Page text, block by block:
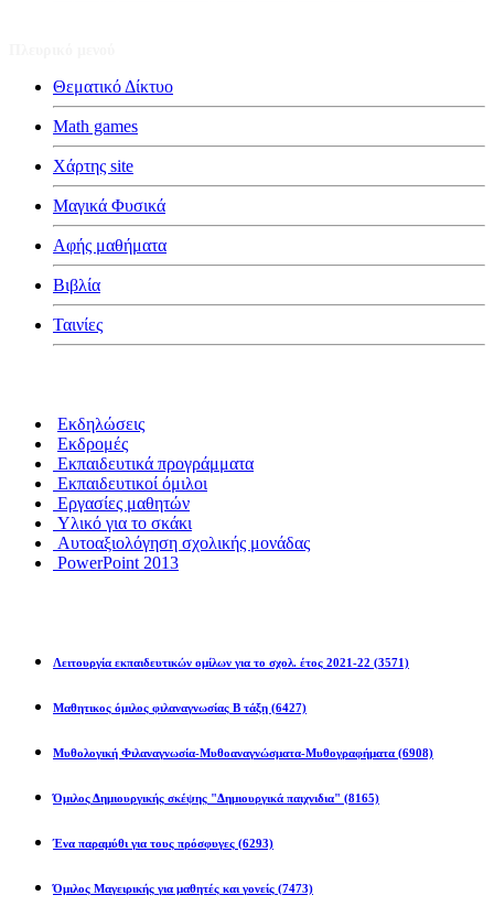
Θεματικό Δίκτυο
Math games
Χάρτης site
Μαγικά Φυσικά
Αφής μαθήματα
Βιβλία
Ταινίες
Εκδηλώσεις
Εκδρομές
Εκπαιδευτικά προγράμματα
Εκπαιδευτικοί όμιλοι
Εργασίες μαθητών
Υλικό για το σκάκι
Αυτοαξιολόγηση σχολικής μονάδας
PowerPoint 2013
Λειτουργία εκπαιδευτικών ομίλων για το σχολ. έτος 2021-22 (3571)
Μαθητικος όμιλος φιλαναγνωσίας Β τάξη (6427)
Μυθολογική Φιλαναγνωσία-Μυθοαναγνώσματα-Μυθογραφήματα (6908)
Όμιλος Δημιουργικής σκέψης "Δημιουργικά παιχνιδια" (8165)
Ένα παραμύθι για τους πρόσφυγες (6293)
Όμιλος Μαγειρικής για μαθητές και γονείς (7473)